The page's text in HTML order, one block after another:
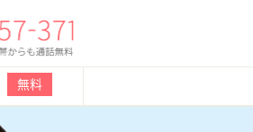
無料